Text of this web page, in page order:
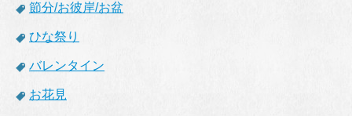
節分/お彼岸/お盆
ひな祭り
バレンタイン
お花見